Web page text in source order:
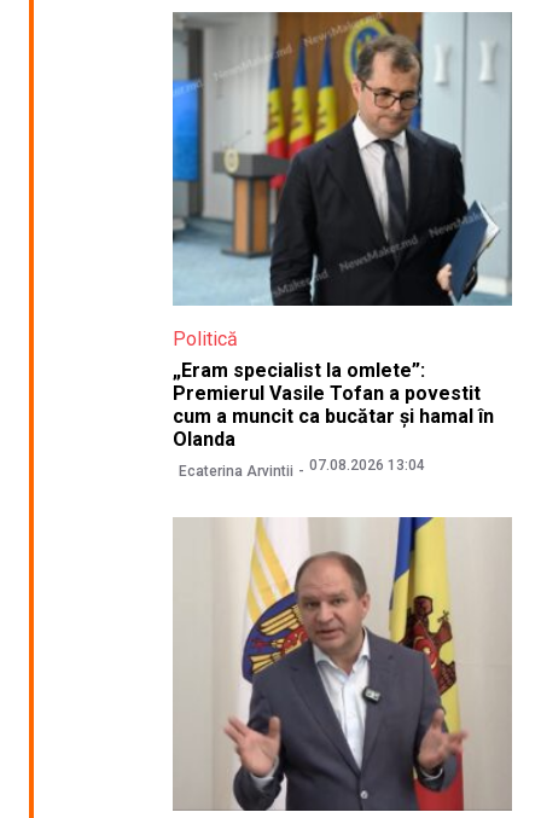
Politică
„Eram specialist la omlete”:
Premierul Vasile Tofan a povestit
cum a muncit ca bucătar și hamal în
Olanda
Ecaterina Arvintii 07.08.2026 13:04